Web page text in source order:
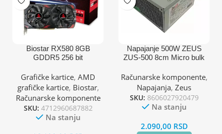
Biostar RX580 8GB
GDDR5 256 bit
kartica
Grafičke kartice, AMD
grafičke kartice, Biostar,
Računarske komponente
SKU: 4712960687882
Na stanju
Napajanje 500W ZEUS
ZUS-500 8cm Micro bulk
Računarske komponente,
Napajanja, Zeus
SKU: 8606027920479
Na stanju
2.090,00 RSD